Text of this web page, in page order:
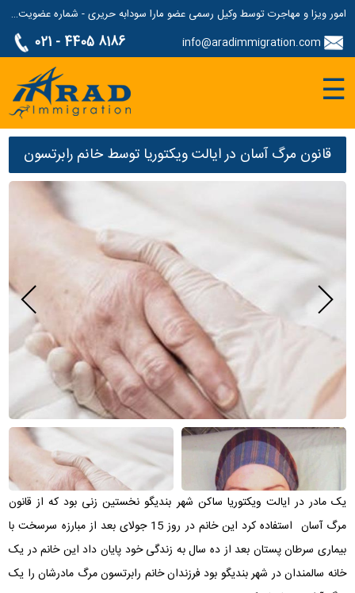
امور ویزا و مهاجرت توسط وکیل رسمی عضو مارا سودابه حریری - شماره عضویت مارا: 1687507
021 - 4405 8186 info@aradimmigration.com
☰
قانون مرگ آسان در ایالت ویکتوریا توسط خانم رابرتسون
یک مادر در ایالت ویکتوریا ساکن شهر بندیگو نخستین زنی بود که از قانون
مرگ آسان استفاده کرد این خانم در روز 15 جولای بعد از مبارزه سرسخت با
بیماری سرطان پستان بعد از ده سال به زندگی خود پایان داد این خانم در یک
خانه سالمندان در شهر بندیگو بود فرزندان خانم رابرتسون مرگ مادرشان را یک